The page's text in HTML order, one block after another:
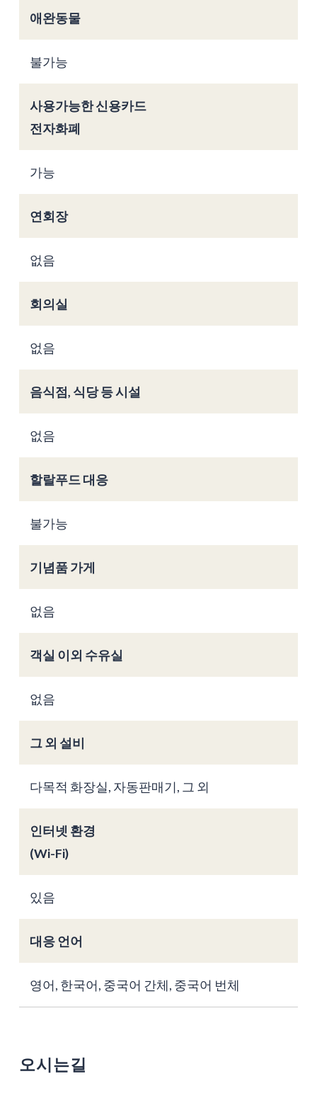
애완동물
불가능
사용가능한 신용카드
전자화폐
가능
연회장
없음
회의실
없음
음식점, 식당 등 시설
없음
할랄푸드 대응
불가능
기념품 가게
없음
객실 이외 수유실
없음
그 외 설비
다목적 화장실, 자동판매기, 그 외
인터넷 환경
(Wi-Fi)
있음
대응 언어
영어, 한국어, 중국어 간체, 중국어 번체
오시는길